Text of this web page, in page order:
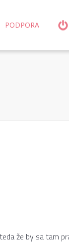
PODPORA
že by sa tam